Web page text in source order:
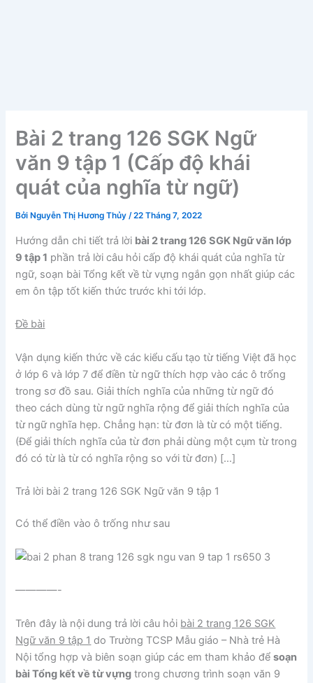
Bài 2 trang 126 SGK Ngữ
văn 9 tập 1 (Cấp độ khái
quát của nghĩa từ ngữ)
Bởi Nguyễn Thị Hương Thủy/22 Tháng 7, 2022
Hướng dẫn chi tiết trả lời bài 2 trang 126 SGK Ngữ văn lớp
9 tập 1 phần trả lời câu hỏi cấp độ khái quát của nghĩa từ
ngữ, soạn bài Tổng kết về từ vựng ngắn gọn nhất giúp các
em ôn tập tốt kiến thức trước khi tới lớp.
Đề bài
Vận dụng kiến thức về các kiểu cấu tạo từ tiếng Việt đã học
ở lớp 6 và lớp 7 để điền từ ngữ thích hợp vào các ô trống
trong sơ đồ sau. Giải thích nghĩa của những từ ngữ đó
theo cách dùng từ ngữ nghĩa rộng để giải thích nghĩa của
từ ngữ nghĩa hẹp. Chẳng hạn: từ đơn là từ có một tiếng.
(Để giải thích nghĩa của từ đơn phải dùng một cụm từ trong
đó có từ là từ có nghĩa rộng so với từ đơn) […]
Trả lời bài 2 trang 126 SGK Ngữ văn 9 tập 1
Có thể điền vào ô trống như sau
————-
Trên đây là nội dung trả lời câu hỏi bài 2 trang 126 SGK
Ngữ văn 9 tập 1 do Trường TCSP Mẫu giáo – Nhà trẻ Hà
Nội tổng hợp và biên soạn giúp các em tham khảo đểsoạn
bài Tổng kết về từ vựng trong chương trình soạn văn 9